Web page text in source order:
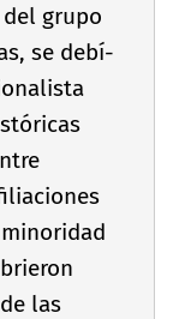
grupo
se debí­
las